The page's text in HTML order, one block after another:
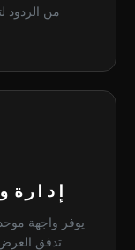
من الردود
إدارة
يوفر واجهة
تدفق العرض